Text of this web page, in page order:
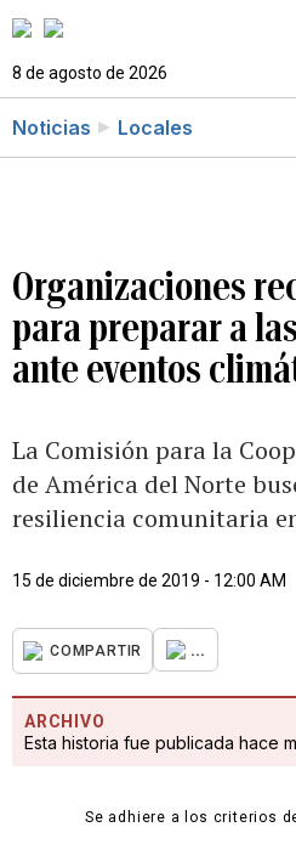
8 de agosto de 2026
Noticias Locales
Organizaciones
para preparar a
ante eventos
La Comisión para la
de América del Norte
resiliencia comunitaria
15 de diciembre de 2019 - 12:00 AM
COMPARTIR ...
ARCHIVO
Esta historia fue publicada hace
Se adhiere a los criterios